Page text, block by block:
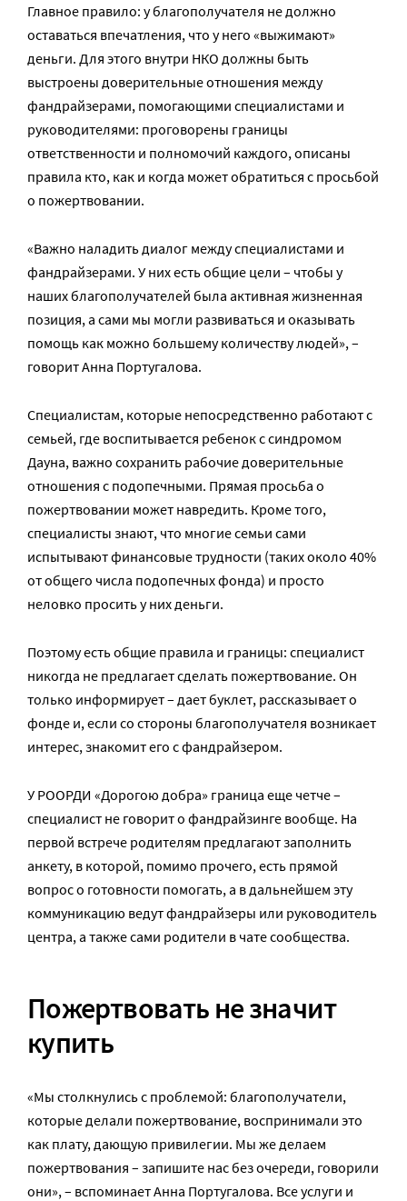
Главное правило: у благополучателя не должно
оставаться впечатления, что у него «выжимают»
деньги. Для этого внутри НКО должны быть
выстроены доверительные отношения между
фандрайзерами, помогающими специалистами и
руководителями: проговорены границы
ответственности и полномочий каждого, описаны
правила кто, как и когда может обратиться с просьбой
о пожертвовании.
«Важно наладить диалог между специалистами и
фандрайзерами. У них есть общие цели – чтобы у
наших благополучателей была активная жизненная
позиция, а сами мы могли развиваться и оказывать
помощь как можно большему количеству людей», –
говорит Анна Португалова.
Специалистам, которые непосредственно работают с
семьей, где воспитывается ребенок с синдромом
Дауна, важно сохранить рабочие доверительные
отношения с подопечными. Прямая просьба о
пожертвовании может навредить. Кроме того,
специалисты знают, что многие семьи сами
испытывают финансовые трудности (таких около 40%
от общего числа подопечных фонда) и просто
неловко просить у них деньги.
Поэтому есть общие правила и границы: специалист
никогда не предлагает сделать пожертвование. Он
только информирует – дает буклет, рассказывает о
фонде и, если со стороны благополучателя возникает
интерес, знакомит его с фандрайзером.
У РООРДИ «Дорогою добра» граница еще четче –
специалист не говорит о фандрайзинге вообще. На
первой встрече родителям предлагают заполнить
анкету, в которой, помимо прочего, есть прямой
вопрос о готовности помогать, а в дальнейшем эту
коммуникацию ведут фандрайзеры или руководитель
центра, а также сами родители в чате сообщества.
Пожертвовать не значит
купить
«Мы столкнулись с проблемой: благополучатели,
которые делали пожертвование, воспринимали это
как плату, дающую привилегии. Мы же делаем
пожертвования – запишите нас без очереди, говорили
они», – вспоминает Анна Португалова. Все услуги и